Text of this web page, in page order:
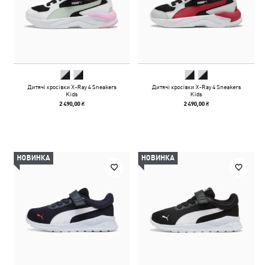
Дитячі кросівки X-Ray 4 Sneakers
Kids
2 490,00 ₴
Дитячі кросівки X-Ray 4 Sneakers
Kids
2 490,00 ₴
НОВИНКА НОВИНКА